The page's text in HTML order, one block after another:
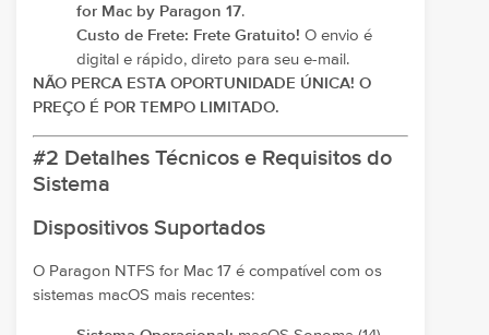
for Mac by Paragon 17.
Custo de Frete: Frete Gratuito! O envio é
digital e rápido, direto para seu e-mail.
NÃO PERCA ESTA OPORTUNIDADE ÚNICA! O
PREÇO É POR TEMPO LIMITADO.
#2 Detalhes Técnicos e Requisitos do
Sistema
Dispositivos Suportados
O Paragon NTFS for Mac 17 é compatível com os
sistemas macOS mais recentes: